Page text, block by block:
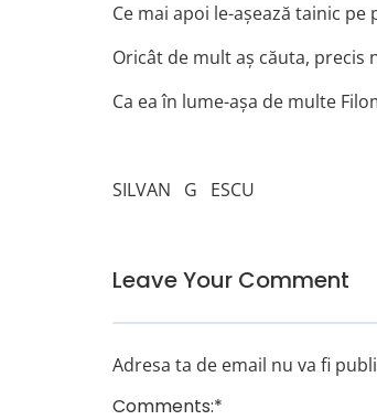
Ce mai apoi le-aşează tainic pe
Oricât de mult aş căuta, precis
Ca ea în lume-aşa de multe
SILVAN G ESCU
Leave Your Comment
Adresa ta de email nu va fi
Comments:*